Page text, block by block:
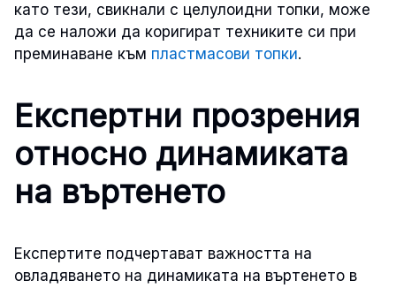
като тези, свикнали с целулоидни топки, може
да се наложи да коригират техниките си при
преминаване към пластмасови топки.
Експертни прозрения
относно динамиката
на въртенето
Експертите подчертават важността на
овладяването на динамиката на въртенето в